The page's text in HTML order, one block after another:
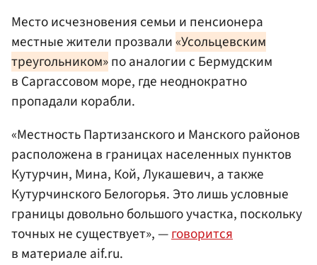
Место исчезновения семьи и пенсионера
местные жители прозвали«Усольцевским
треугольником»по аналогии с Бермудским
в Саргассовом море, где неоднократно
пропадали корабли.
«Местность Партизанского и Манского районов
расположена в границах населенных пунктов
Кутурчин, Мина, Кой, Лукашевич, а также
Кутурчинского Белогорья. Это лишь условные
границы довольно большого участка, поскольку
точных не существует», —говорится
в материале aif.ru.